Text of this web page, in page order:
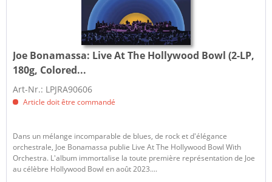
Joe Bonamassa: Live At The Hollywood Bowl (2-LP,
180g, Colored...
Art-Nr.: LPJRA90606
Article doit être commandé
Dans un mélange incomparable de blues, de rock et d'élégance
orchestrale, Joe Bonamassa publie Live At The Hollywood Bowl With
Orchestra. L'album immortalise la toute première représentation de Joe
au célèbre Hollywood Bowl en août 2023....